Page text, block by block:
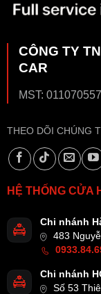
CÔNG TY
CAR
MST:
THEO DÕI CHÚNG
HỆ THỐNG CỬA
Chi nhánh
483
Chi nhánh
Số 53